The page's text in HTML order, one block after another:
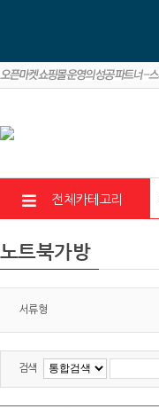
전체카테고리
노트북가방
서류형
검색